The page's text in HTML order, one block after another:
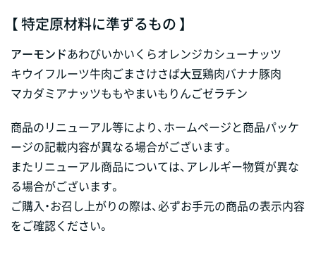
【 特定原材料に準ずるもの 】
アーモンドあわびいかいくらオレンジカシューナッツ
キウイフルーツ牛肉ごまさけさば大豆鶏肉バナナ豚肉
マカダミアナッツももやまいも りんごゼラチン
商品のリニューアル等により、ホームページと商品パッケ
ージの記載内容が異なる場合がございます。
またリニューアル商品については、アレルギー物質が異な
る場合がございます。
ご購入・お召し上がりの際は、必ずお手元の商品の表示内容
をご確認ください。